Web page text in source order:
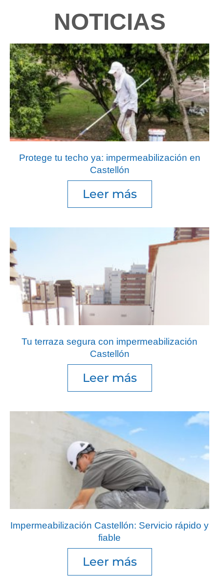
NOTICIAS
Protege tu techo ya: impermeabilización en
Castellón
Leer más
Tu terraza segura con impermeabilización
Castellón
Leer más
Impermeabilización Castellón: Servicio rápido y
fiable
Leer más